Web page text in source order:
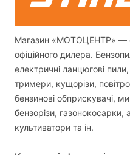
Магазин «МОТОЦЕНТР» —
офіційного дилера.
електричні ланцюгові
тримери, кущорізи,
бензинові обприскувачі,
бензорізи, газонокосарки,
культиватори та ін.